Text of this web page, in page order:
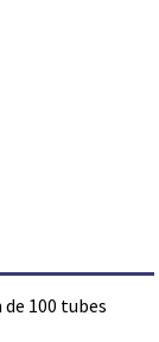
100 tubes